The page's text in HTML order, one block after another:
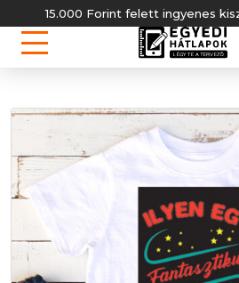
15.000 Forint felett ingyenes kiszállítás!